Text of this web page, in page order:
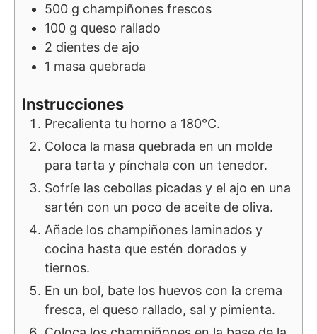
500 g champiñones frescos
100 g queso rallado
2 dientes de ajo
1 masa quebrada
Instrucciones
Precalienta tu horno a 180°C.
Coloca la masa quebrada en un molde
para tarta y pínchala con un tenedor.
Sofríe las cebollas picadas y el ajo en una
sartén con un poco de aceite de oliva.
Añade los champiñones laminados y
cocina hasta que estén dorados y
tiernos.
En un bol, bate los huevos con la crema
fresca, el queso rallado, sal y pimienta.